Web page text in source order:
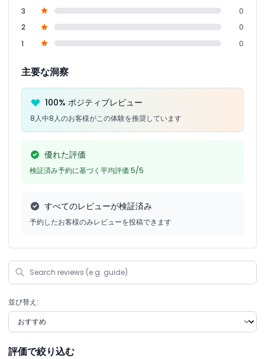
3
0
2
0
1
0
主要な洞察
100% ポジティブレビュー
8人中8人のお客様がこの体験を推奨しています
優れた評価
検証済み予約に基づく平均評価 5/5
すべてのレビューが検証済み
予約したお客様のみレビューを投稿できます
並び替え:
評価で絞り込む